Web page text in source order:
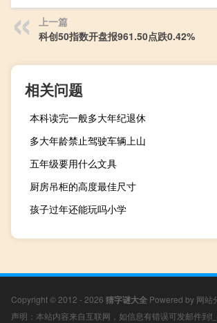
上一篇
科创50指数开盘报961.50点跌0.42%
相关问题
本科读完一般多大年纪退休
多大年龄禁止驾驶车辆上山
五年级要用什么文具
厨房吊柜的高度最佳尺寸
孩子过年还能玩吗小学
Copyright © 2012 - 2026 猜字谜大全 Powered by 网站
声明：本站内容来自互联网，如信息有错误可发邮件到